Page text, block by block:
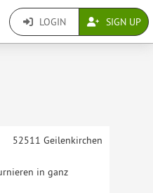
LOGIN SIGN UP
in ganz
52511 Geilenkirchen